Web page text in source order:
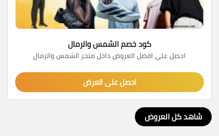
كود خصم الشمس والرمال
احصل علي افضل العروض داخل متجر الشمس والرمال
احصل على العرض
شاهد كل العروض